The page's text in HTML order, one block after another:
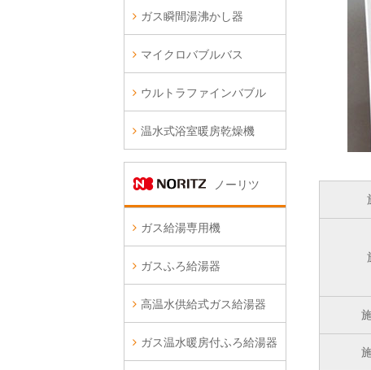
ガス瞬間湯沸かし器
マイクロバブルバス
ウルトラファインバブル
温水式浴室暖房乾燥機
ノーリツ
ガス給湯専用機
ガスふろ給湯器
高温水供給式ガス給湯器
ガス温水暖房付ふろ給湯器